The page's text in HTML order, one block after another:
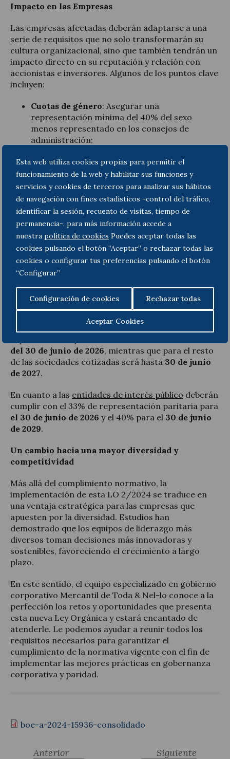
Esta web utiliza cookies propias para permitir el
funcionamiento de la web y habilitar sus funciones y
servicios y cookies de terceros para analizar sus hábitos
de navegación con fines estadísticos -control del tráfico,
identificar la sesión, recuento de visitas, tiempo de
permanencia-, para más información accede a
nuestra politica de cookies Puedes aceptar todas las
cookies pulsando el botón “Aceptar” o rechazar todas las
cookies o configurar tus preferencias pulsando el botón
“Configurar”
Configuración de cookies Rechazar todas
Aceptar Cookies
Impacto en las Empresas
Las empresas afectadas deberán adaptarse a una
serie de requisitos que no solo transformarán su
cultura organizacional, sino que también tendrán un
impacto directo en su reputación y relación con
accionistas e inversores. Algunos de los puntos clave
incluyen:
Cuotas de género: Asegurar una
representación mínima del 40% del sexo
menos representado en los consejos de
administración;
el informe de sostenibilidad y en su página web
información relativa a las medidas exigidas en
materia de equilibrio entre mujeres y hombres
en el consejo de administración, así como
sobre las posibles sanciones;
Sanciones e incentivos:
Las empresas que no
cumplan con los objetivos marcados podrán
enfrentar sanciones, mientras que aquellas que
lo logren se beneficiarán de incentivos que
podrían traducirse en ventajas competitivas.
La norma establece los plazos para el cumplimiento
Para las 35 sociedades cotizadas
con mayor capitalización bursátil
del 30 de junio de 2026, mientras que para el resto
de las sociedades cotizadas será hasta 30 de junio
de 2027.
En cuanto a las entidades de interés público deberán
cumplir con el 33% de representación paritaria para
el 30 de junio de 2026 y el 40% para el 30 de junio
de 2029.
Un cambio hacia una mayor diversidad y
competitividad
Más allá del cumplimiento normativo, la
implementación de esta LO 2/2024 se traduce en
una ventaja estratégica para las empresas que
apuesten por la diversidad. Estudios han
demostrado que los equipos de liderazgo más
diversos toman decisiones más innovadoras y
sostenibles, favoreciendo el crecimiento a largo
plazo.
En este sentido, el equipo especializado en gobierno
corporativo Mercantil de Toda & Nel-lo conoce a la
perfección los retos y oportunidades que presenta
esta nueva Ley Orgánica y estará encantado de
atenderle. Le podemos ayudar a reunir todos los
requisitos necesarios para garantizar el
cumplimiento de la normativa vigente con el fin de
implementar las mejores prácticas en gobernanza
corporativa y paridad.
boe-a-2024-15936-consolidado
Siguiente
Anterior